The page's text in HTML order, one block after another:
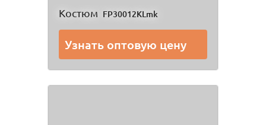
Костюм FP30012KLmk
Узнать оптовую цену